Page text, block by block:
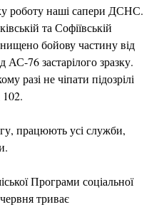
роботу наші сапери ДСНС.
та Софіївській
бойову частину від
76 застарілого зразку.
разі не чіпати підозрілі
працюють усі служби,
Програми соціальної
триває